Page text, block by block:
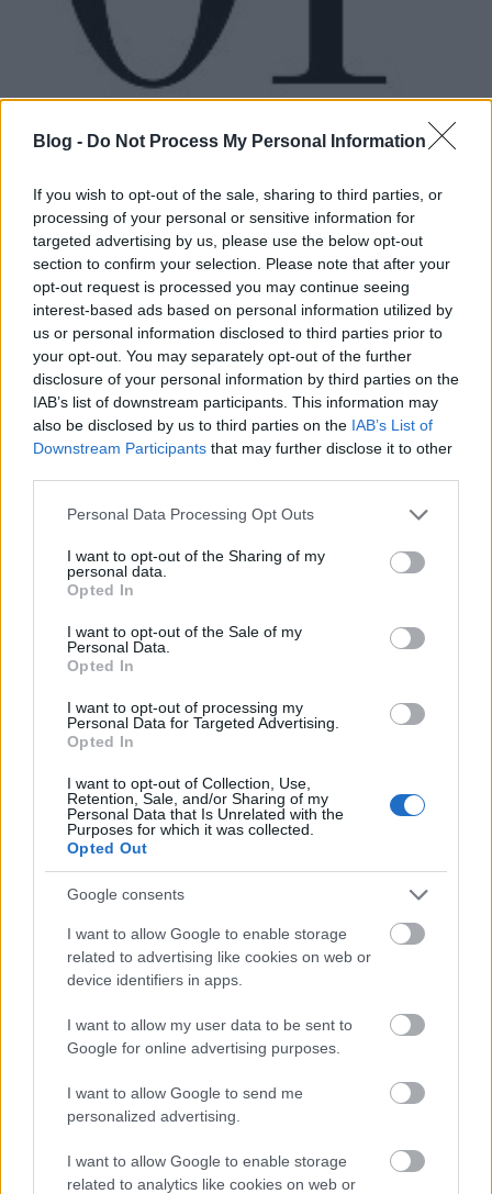
Blog - Do Not Process My Personal Information
If you wish to opt-out of the sale, sharing to third parties, or
processing of your personal or sensitive information for
targeted advertising by us, please use the below opt-out
section to confirm your selection. Please note that after your
opt-out request is processed you may continue seeing
interest-based ads based on personal information utilized by
us or personal information disclosed to third parties prior to
your opt-out. You may separately opt-out of the further
disclosure of your personal information by third parties on the
IAB’s list of downstream participants. This information may
also be disclosed by us to third parties on the IAB’s List of
Downstream Participants that may further disclose it to other
Please note that this website/app uses one or more Google
not limited to your visit or usage behaviour. You may click to
grant or deny consent to Google and its third-party tags to
use your data for below specified purposes in below Google
consent section.
Personal Data Processing Opt Outs
I want to opt-out of the Sharing of my
personal data.
Opted In
I want to opt-out of the Sale of my
Personal Data.
Opted In
I want to opt-out of processing my
Personal Data for Targeted Advertising.
Opted In
I want to opt-out of Collection, Use,
Retention, Sale, and/or Sharing of my
Personal Data that Is Unrelated with the
Purposes for which it was collected.
Opted Out
Google consents
I want to allow Google to enable storage
related to advertising like cookies on web or
device identifiers in apps.
I want to allow my user data to be sent to
Google for online advertising purposes.
I want to allow Google to send me
personalized advertising.
I want to allow Google to enable storage
related to analytics like cookies on web or
Parfümhíradó áprilisra
fashionista •2012. március 29.
Itt az új szezon, úgyhogy hirtelen elárasztottak
minket a parfümgyártók újdonságokkal, így
következzen egy kis körkép arról, hogy milyen
ínyencségekkel találkozhatunk a parfümériák
polcain. 1. Giorgio Armani Code Femme Luna A
Giorgio Armani 2 illatvariánssal is jelentkezik idén…
párizsi Haute Couture show-król
fashionista•2012. február 09.
Bakos Esztert már egyszer köszönthettük
vendégíróként a blogon (a korábbi cikkét ITT
találhatjátok meg), most pedig egy újabb tudósítást
készített nekünk, ezúttal a párizsi Haute Couture
Fashion Week azon bemutatóiról, amelyekről még
nem esett szó a blogon:Nemrég mutatták…
Végre újra kalapok
*Bianka*•2011. szeptember 23.
Az orosz Harper's Bazaar októberi lapszámában
Snejana Onopka pózol hihetetlenül jó stílusban.
Nem csoda, hogy ennyire stílusos a modell stylingja,
hiszen olyan márkákból válogatták össze az
összeállításokat, mint Louis Vuitton, Chanel, Jean
Paul Gaultier, Ralph Lauren, Roberto…
A Telegraph 10 kedvenc ruhája az
Haute Couture bemutatókról
*Bianka*•2011. július 09.